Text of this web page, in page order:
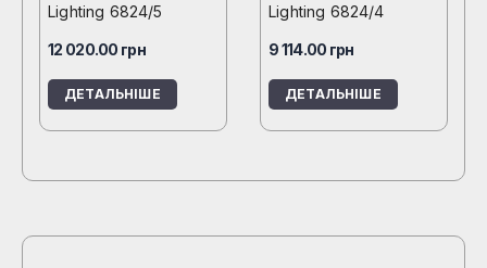
Lighting 6824/5
12 020.00 грн
ДЕТАЛЬНІШЕ
Lighting 6824/4
9 114.00 грн
ДЕТАЛЬНІШЕ